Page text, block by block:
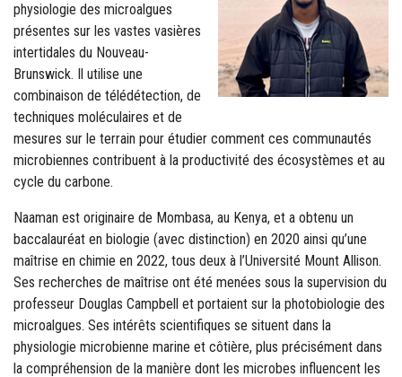
physiologie des microalgues
présentes sur les vastes vasières
intertidales du Nouveau-
Brunswick. Il utilise une
combinaison de télédétection, de
techniques moléculaires et de
mesures sur le terrain pour étudier comment ces communautés
microbiennes contribuent à la productivité des écosystèmes et au
cycle du carbone.
Naaman est originaire de Mombasa, au Kenya, et a obtenu un
baccalauréat en biologie (avec distinction) en 2020 ainsi qu’une
maîtrise en chimie en 2022, tous deux à l’Université Mount Allison.
Ses recherches de maîtrise ont été menées sous la supervision du
professeur Douglas Campbell et portaient sur la photobiologie des
microalgues. Ses intérêts scientifiques se situent dans la
physiologie microbienne marine et côtière, plus précisément dans
la compréhension de la manière dont les microbes influencent les